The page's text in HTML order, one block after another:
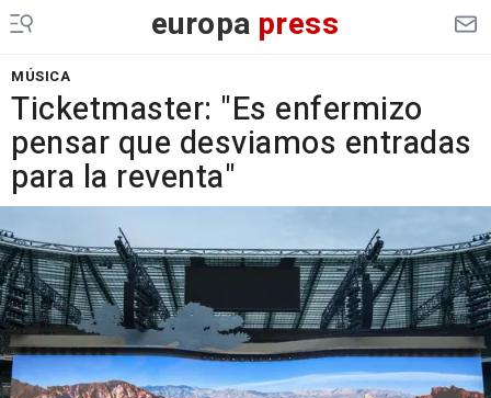
europa press
MÚSICA
Ticketmaster: "Es enfermizo
pensar que desviamos entradas
para la reventa"